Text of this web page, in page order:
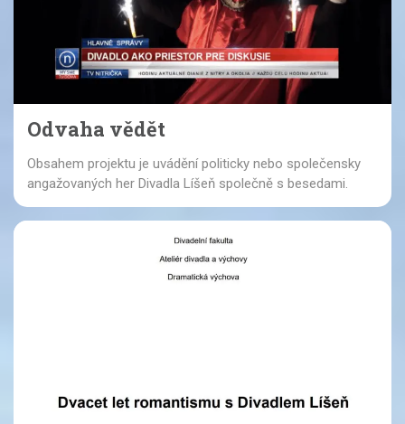
Odvaha vědět
Obsahem projektu je uvádění politicky nebo společensky
angažovaných her Divadla Líšeň společně s besedami.